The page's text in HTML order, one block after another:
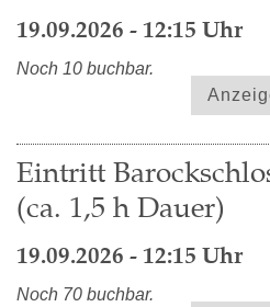
19.09.2026 - 12:15 Uhr
Noch 10 buchbar.
Eintritt
(ca. 1,5 h Dauer)
19.09.2026 - 12:15 Uhr
Noch 70 buchbar.